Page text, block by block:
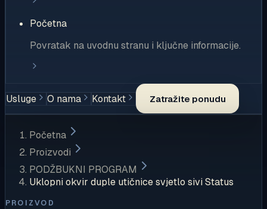
Početna
Povratak na uvodnu stranu i ključne informacije.
Usluge O nama Kontakt Zatražite ponudu
Početna
Proizvodi
PODŽBUKNI PROGRAM
Uklopni okvir duple utičnice svjetlo sivi Status
PROIZVOD